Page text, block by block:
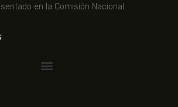
en la Comisión Nacional.